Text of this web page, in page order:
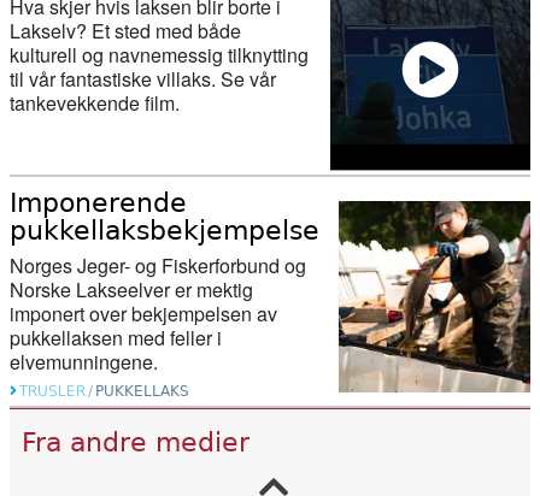
Hva skjer hvis laksen blir borte i
Lakselv? Et sted med både
kulturell og navnemessig tilknytting
til vår fantastiske villaks. Se vår
tankevekkende film.
Imponerende
pukkellaksbekjempelse
Norges Jeger- og Fiskerforbund og
Norske Lakseelver er mektig
imponert over bekjempelsen av
pukkellaksen med feller i
elvemunningene.
TRUSLER / PUKKELLAKS
Fra andre medier
27. februar 2026
Her ser du hvor mye laks og sjøørret
det er i elvene våre
11. februar 2026
Nu starter genskabelsen af Gudenåen
ved Vestbirksøerne
11. februar 2026
Canada stengde 47 lakseoppdrett – då
kom villaksen tilbake